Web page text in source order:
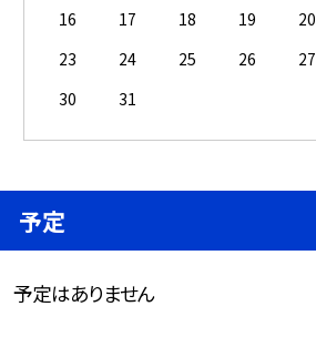
16
17 18 19 20
23
24 25 26 27
30
31
予定
予定はありません